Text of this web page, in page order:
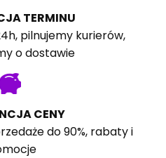
TERMINU
pilnujemy kurierów,
o dostawie
CENY
do 90%, rabaty i